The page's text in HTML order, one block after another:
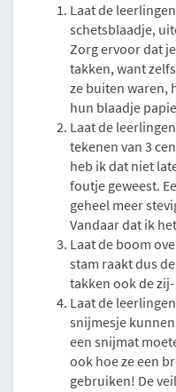
Laat de
schetsblaadje,
Zorg ervoor dat
takken, want
ze buiten waren,
hun blaadje
Laat de
tekenen van 3
heb ik dat niet
foutje geweest.
geheel meer
Vandaar dat ik
Laat de boom
stam raakt dus
takken ook de
Laat de
snijmesje
een snijmat
ook hoe ze een
gebruiken! De